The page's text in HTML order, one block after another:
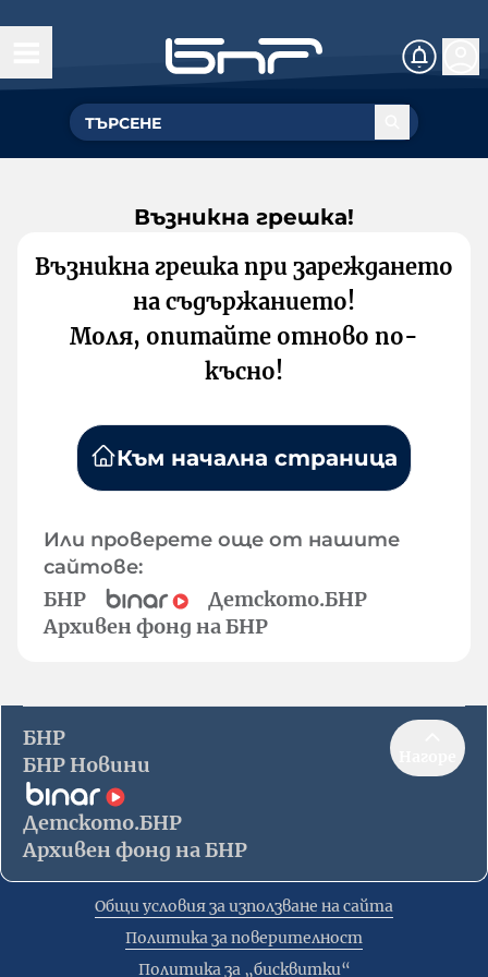
Възникна грешка!
Възникна грешка при зареждането
на съдържанието!
Моля, опитайте отново по-
късно!
Към начална страница
Или проверете още от нашите
сайтове:
БНР
Детското.БНР
Архивен фонд на БНР
БНР
БНР Новини
Детското.БНР
Архивен фонд на БНР
Общи условия за използване на сайта
Политика за поверителност
Политика за „бисквитки“